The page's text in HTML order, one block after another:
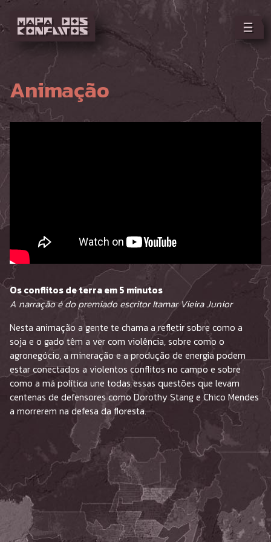
Animação
Os conflitos de terra em 5 minutos
A narração é do premiado escritor Itamar Vieira Junior
Nesta animação a gente te chama a refletir sobre como a
soja e o gado têm a ver com violência, sobre como o
agronegócio, a mineração e a produção de energia podem
estar conectados a violentos conflitos no campo e sobre
como a má política une todas essas questões que levam
centenas de defensores como Dorothy Stang e Chico Mendes
a morrerem na defesa da floresta.